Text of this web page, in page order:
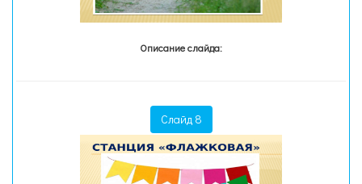
Описание слайда:
Слайд 8